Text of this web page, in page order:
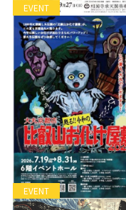
EVENT
EVENT